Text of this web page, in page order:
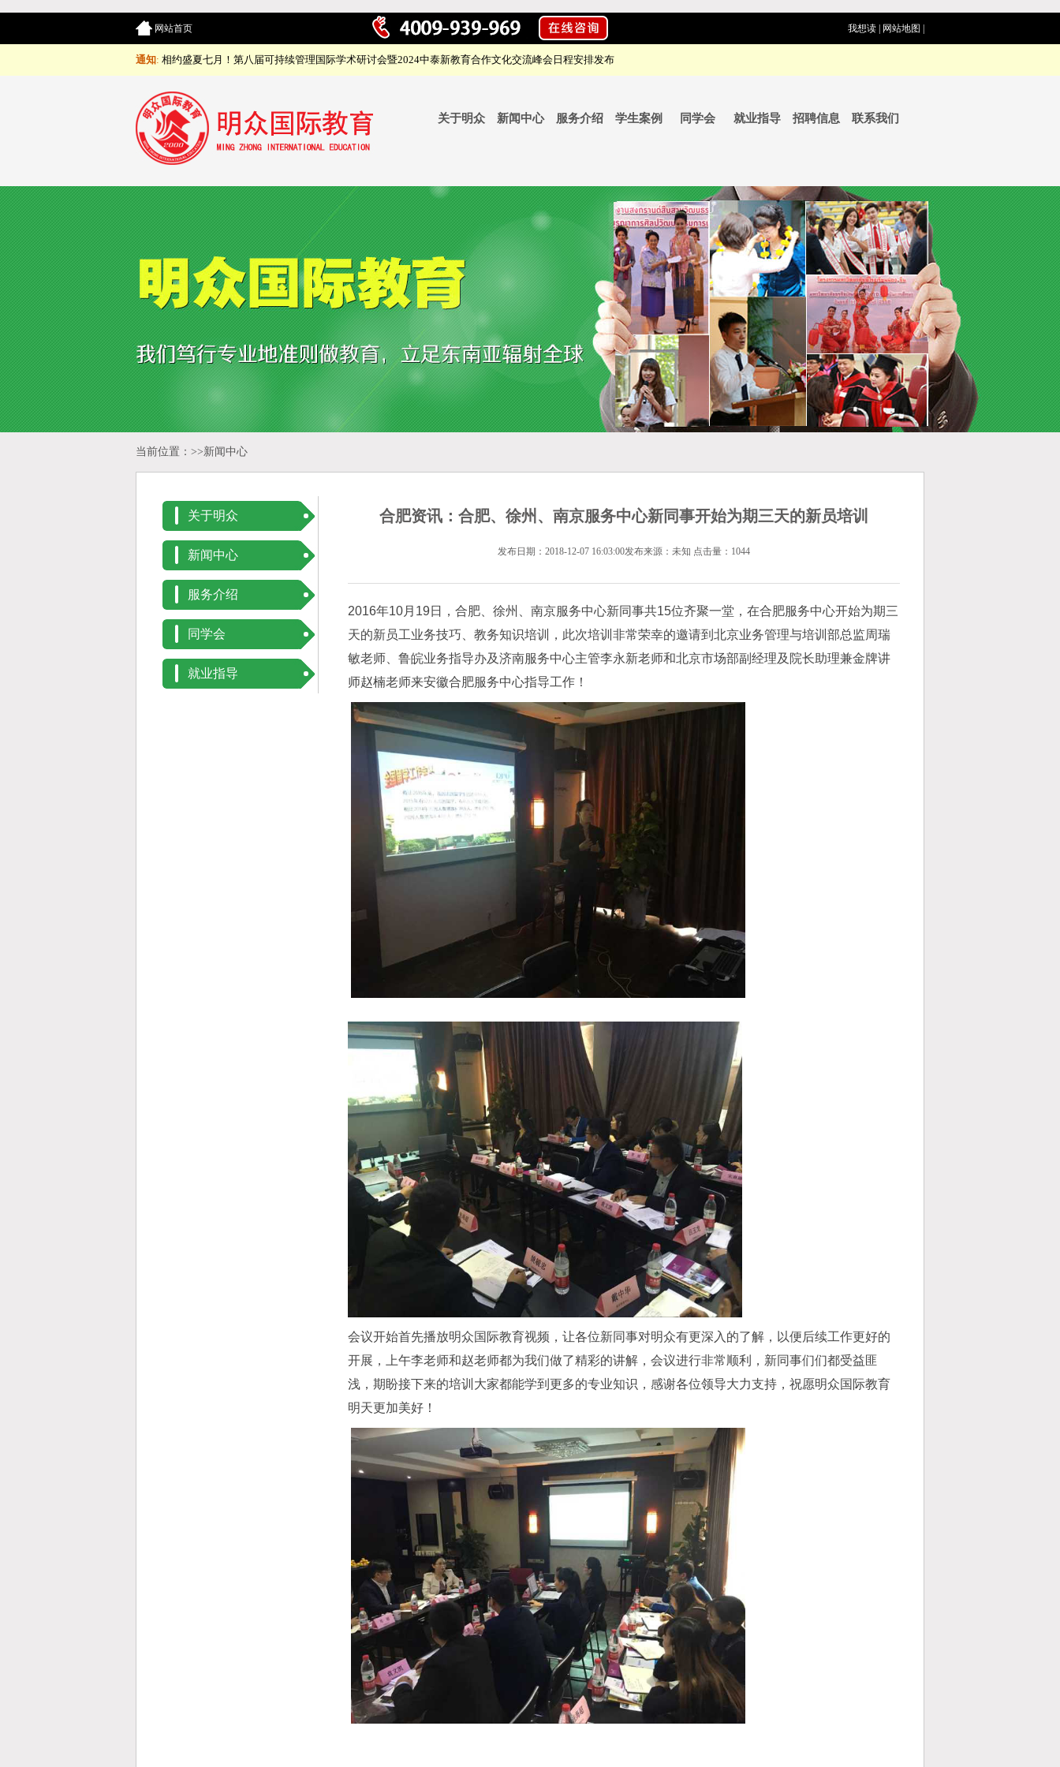
网站首页 我想读 网站地图
通知: 相约盛夏七月！第八届可持续管理国际学术研讨会暨2024中泰新教育合作文化交流峰会日程安排发布
关于明众 新闻中心 服务介绍 学生案例 同学会 就业指导 招聘信息 联系我们
当前位置：>>新闻中心
关于明众
新闻中心
服务介绍
同学会
就业指导
合肥资讯：合肥、徐州、南京服务中心新同事开始为期三天的新员培训
发布日期：2018-12-07 16:03:00发布来源：未知 点击量：1044
2016年10月19日，合肥、徐州、南京服务中心新同事共15位齐聚一堂，在合肥服务中心开始为期三
天的新员工业务技巧、教务知识培训，此次培训非常荣幸的邀请到北京业务管理与培训部总监周瑞
敏老师、鲁皖业务指导办及济南服务中心主管李永新老师和北京市场部副经理及院长助理兼金牌讲
师赵楠老师来安徽合肥服务中心指导工作！
会议开始首先播放明众国际教育视频，让各位新同事对明众有更深入的了解，以便后续工作更好的
开展，上午李老师和赵老师都为我们做了精彩的讲解，会议进行非常顺利，新同事们们都受益匪
浅，期盼接下来的培训大家都能学到更多的专业知识，感谢各位领导大力支持，祝愿明众国际教育
明天更加美好！